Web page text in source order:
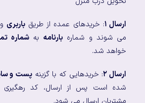
ارسال ۱ : خریدهای عمده از طریقباربری
می شوند و شماره بارنامه بهشماره
خواهد شد.
ارسال ۲ : خریدهایی که با گزینه پست و
شده است پس از ارسال، کد رهگیری